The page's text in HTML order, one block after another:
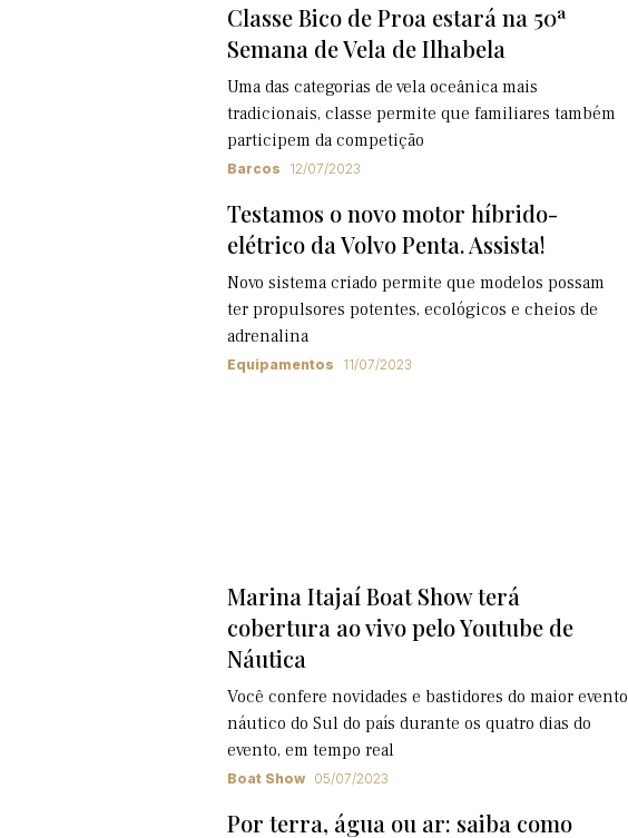
Classe Bico de Proa estará na 50ª
Semana de Vela de Ilhabela
Uma das categorias de vela oceânica mais
tradicionais, classe permite que familiares também
participem da competição
Barcos 12/07/2023
Testamos o novo motor híbrido-
elétrico da Volvo Penta. Assista!
Novo sistema criado permite que modelos possam
ter propulsores potentes, ecológicos e cheios de
adrenalina
Equipamentos 11/07/2023
Marina Itajaí Boat Show terá
cobertura ao vivo pelo Youtube de
Náutica
Você confere novidades e bastidores do maior evento
náutico do Sul do país durante os quatro dias do
evento, em tempo real
Boat Show 05/07/2023
Por terra, água ou ar: saiba como